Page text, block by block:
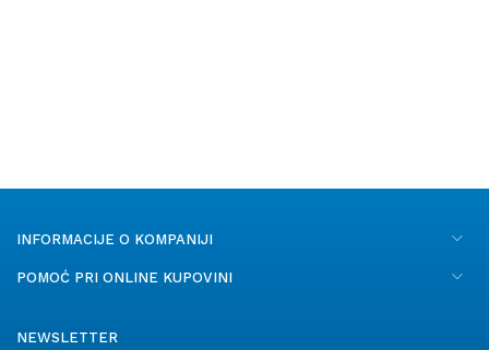
INFORMACIJE O KOMPANIJI
POMOĆ PRI ONLINE KUPOVINI
NEWSLETTER